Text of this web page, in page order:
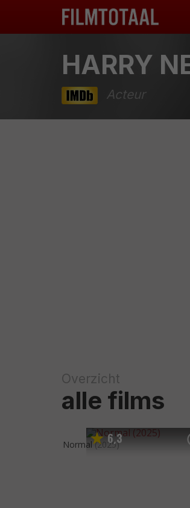
HARRY
Acteur
Overzicht
alle films
6,3
Normal (2025)